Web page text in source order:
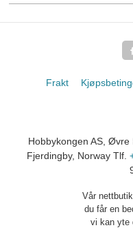
Frakt
Hobbykongen AS,
Fjerdingby, Norway Tlf.
Vår
du får en
vi kan yte